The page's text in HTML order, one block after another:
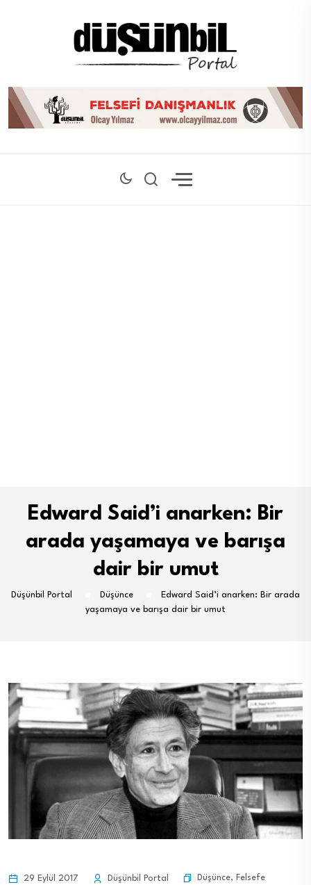
Edward Said’i anarken: Bir
arada yaşamaya ve barışa
dair bir umut
Düşünbil Portal Düşünce
Edward Said’i anarken: Bir arada
yaşamaya ve barışa dair bir umut
29 Eylül 2017 Düşünbil Portal Düşünce, Felsefe